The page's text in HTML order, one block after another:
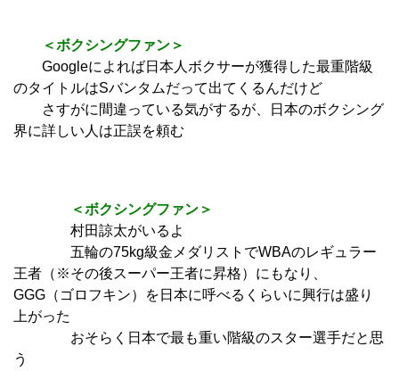
＜ボクシングファン＞
Googleによれば日本人ボクサーが獲得した最重階級
のタイトルはSバンタムだって出てくるんだけど
さすがに間違っている気がするが、日本のボクシング
界に詳しい人は正誤を頼む
＜ボクシングファン＞
村田諒太がいるよ
五輪の75kg級金メダリストでWBAのレギュラー
王者（※その後スーパー王者に昇格）にもなり、
GGG（ゴロフキン）を日本に呼べるくらいに興行は盛り
上がった
おそらく日本で最も重い階級のスター選手だと思
う